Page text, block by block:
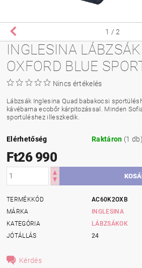
1 / 2
INGLESINA
OXFORD BLUE
Nincs értékelés
Lábzsák Inglesina Quad babakocsi
kávébarna ecobőr kárpitozással. Minden
sportüléshez illeszkedik.
Elérhetőség Raktáron (1 db)
Ft26 990
TERMÉKKÓD
AC60K2OXB
MÁRKA
INGLESINA
KATEGÓRIA
LÁBZSÁKOK
JÓTÁLLÁS
24
Kérdés